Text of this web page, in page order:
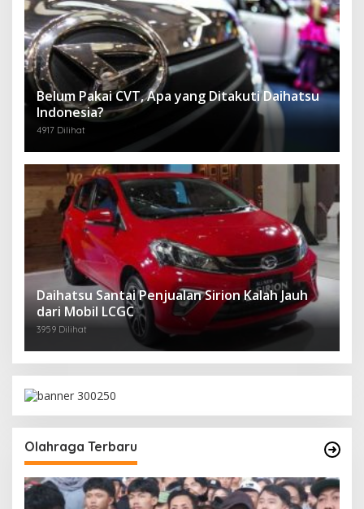
Belum Pakai CVT, Apa yang Ditakuti Daihatsu
Indonesia?
4917 Dilihat
Daihatsu Santai Penjualan Sirion Kalah Jauh
dari Mobil LCGC
3959 Dilihat
Olahraga Terbaru